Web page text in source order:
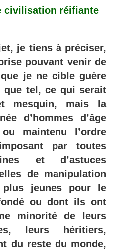
civilisation réifiante
, je tiens à préciser,
pouvant venir de
je ne cible guère
que tel , ce qui serait
mesquin, mais
la
d’hommes
d’âge
ou maintenu
l’ordre
par
toutes
et
d’astuces
de manipulation
plus jeunes pour
le
ou dont ils ont
minorité de
leurs
, leurs héritiers,
du reste du monde,